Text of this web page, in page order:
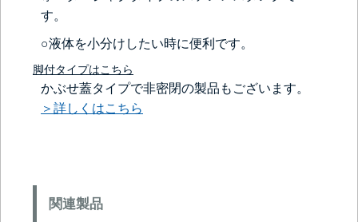
＞＞詳しくはこちらから
す。
○液体を小分けしたい時に便利です。
脚付タイプはこちら
かぶせ蓋タイプで非密閉の製品もございます。
＞詳しくはこちら
関連製品